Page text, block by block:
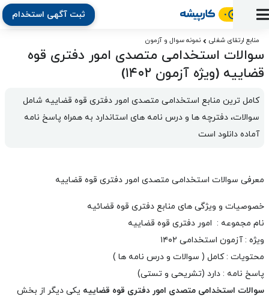
پنل
استخدام
به
کار
ثبت
رزومه
آگهی
آماده
به
ثبت
آگهی
استخدام
نشان
شده‌ها
تبادل
نظر
منابع
ارتقای
دوره
مقاله
نرم‌افزار
استخدام
بلاگ
کارپیشه
بخش
کارفرمایان
ثبت آگهی استخدام
منابع ارتقای شغلی نمونه سوال و آزمون
سوالات استخدامی متصدی امور دفتری قوه
قضاییه (ویژه آزمون ۱۴۰۲)
آماده دانلود است
معرفی سوالات استخدامی متصدی امور دفتری قوه قضاییه
خصوصیات و ویژگی های منابع دفتری قوه قضائیه
نام مجموعه : امور دفتری قوه قضاییه
ویژه : آزمون استخدامی ۱۴۰۲
محتویات : کامل ( سوالات و درس نامه ها )
پاسخ نامه : دارد (تشریحی و تستی)
سوالات استخدامی متصدی امور دفتری قوه قضاییه یکی دیگر از بخش